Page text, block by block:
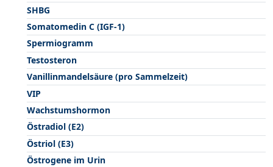
SHBG
Somatomedin C (IGF-1)
Spermiogramm
Testosteron
Vanillinmandelsäure (pro Sammelzeit)
VIP
Wachstumshormon
Östradiol (E2)
Östriol (E3)
Östrogene im Urin